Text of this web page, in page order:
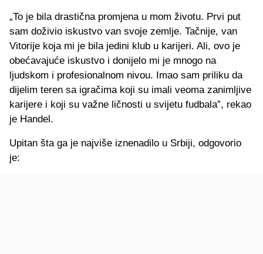
„To je bila drastična promjena u mom životu. Prvi put
sam doživio iskustvo van svoje zemlje. Tačnije, van
Vitorije koja mi je bila jedini klub u karijeri. Ali, ovo je
obećavajuće iskustvo i donijelo mi je mnogo na
ljudskom i profesionalnom nivou. Imao sam priliku da
dijelim teren sa igračima koji su imali veoma zanimljive
karijere i koji su važne ličnosti u svijetu fudbala”, rekao
je Handel.
Upitan šta ga je najviše iznenadilo u Srbiji, odgovorio
je: